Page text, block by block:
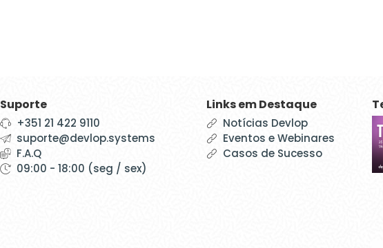
Suporte
+351 21 422 9110
suporte@devlop.systems
F.A.Q
09:00 - 18:00 (seg / sex)
Links em Destaque
Notícias Devlop
Eventos e Webinares
Casos de Sucesso